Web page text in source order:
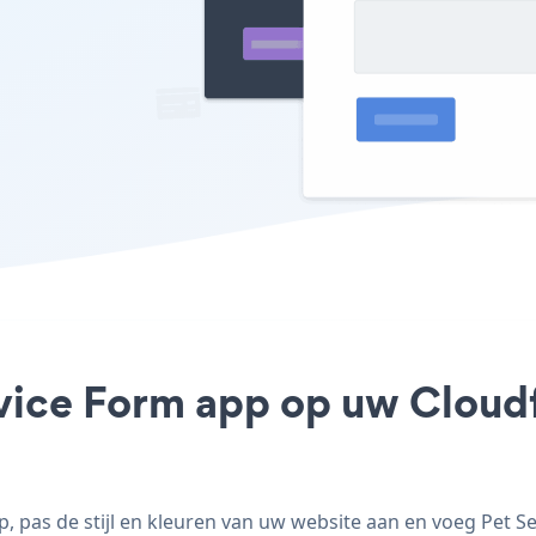
Form app op uw
pas de stijl en kleuren van uw website aan en voeg Pet